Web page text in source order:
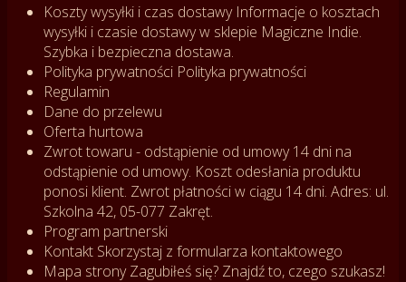
Koszty wysyłki i czas dostawy Informacje o kosztach
wysyłki i czasie dostawy w sklepie Magiczne Indie.
Szybka i bezpieczna dostawa.
Polityka prywatności Polityka prywatności
Regulamin
Dane do przelewu
Oferta hurtowa
Zwrot towaru - odstąpienie od umowy14 dni na
odstąpienie od umowy. Koszt odesłania produktu
ponosi klient. Zwrot płatności w ciągu 14 dni. Adres: ul.
Szkolna 42, 05-077 Zakręt.
Program partnerski
Kontakt Skorzystaj z formularza kontaktowego
Mapa stronyZagubiłeś się? Znajdź to, czego szukasz!